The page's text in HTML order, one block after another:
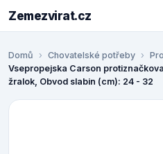
Zemezvirat.cz
Domů Chovatelské potřeby
Vsepropejska Carson
žralok, Obvod slabin (cm): 24 - 32